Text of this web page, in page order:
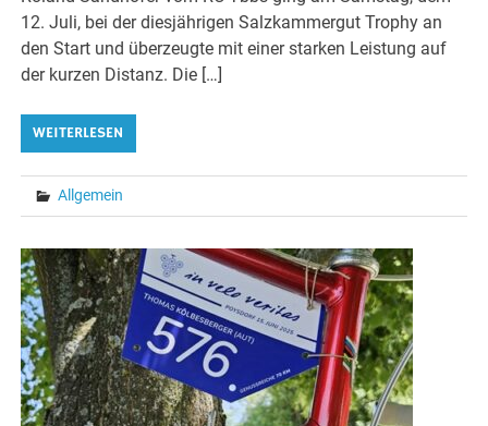
12. Juli, bei der diesjährigen Salzkammergut Trophy an
den Start und überzeugte mit einer starken Leistung auf
der kurzen Distanz. Die […]
WEITERLESEN
Allgemein